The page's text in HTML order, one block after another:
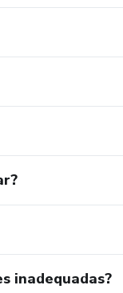
inadequadas?